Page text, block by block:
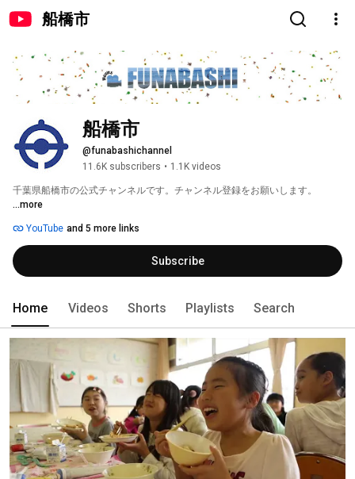
船橋市
船橋市
@funabashichannel
11.6K subscribers • 1.1K videos
千葉県船橋市の公式チャンネルです。チャンネル登録をお願いします。
...more
YouTube and 5 more links
Subscribe
Home Videos Shorts Playlists Search